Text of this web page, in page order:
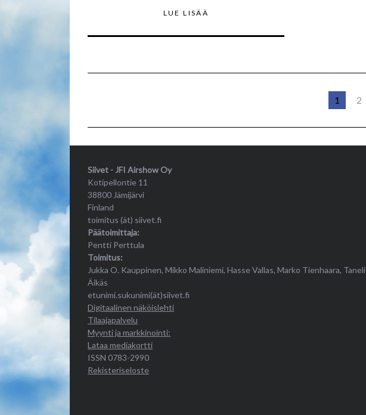
LUE LISÄÄ
1 2
Siivet - JFI Airshow Oy
Kotipellontie 11
38800 Jämijärvi
Finland
toimitus (ät) siivet.fi
Päätoimittaja:
Pentti Perttula
Toimitus:
Jukka O. Kauppinen, Mikko Maliniemi, Hasse Vallas, Marko Tienhaara, Taneli
Äikäs
etunimi.sukunimi(ät)siivet.fi
Digitaalinen näköislehti
Tilaajapalvelu
Myynti ja markkinointi:
Lataa mediakortti
ISSN 0783-2990
Rekisteriseloste